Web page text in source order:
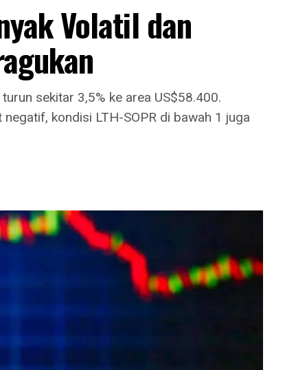
Volatil dan
sekitar 3,5% ke area US$58.400.
kondisi LTH-SOPR di bawah 1 juga